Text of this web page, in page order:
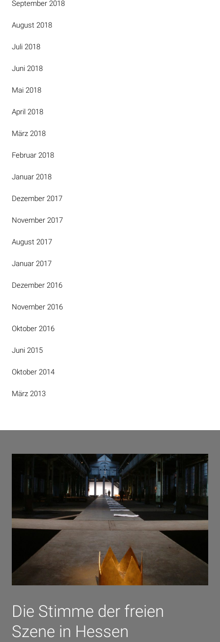
September 2018
August 2018
Juli 2018
Juni 2018
Mai 2018
April 2018
März 2018
Februar 2018
Januar 2018
Dezember 2017
November 2017
August 2017
Januar 2017
Dezember 2016
November 2016
Oktober 2016
Juni 2015
Oktober 2014
März 2013
Die Stimme der freien
Szene in Hessen